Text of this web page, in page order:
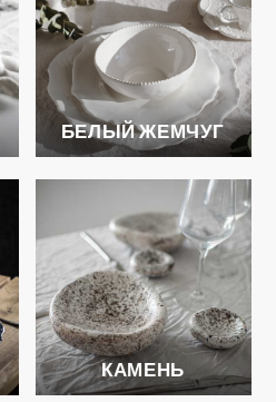
БЕЛЫЙ ЖЕМЧУГ
КАМЕНЬ